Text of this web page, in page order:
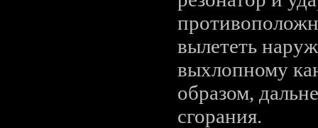
вылететь
выхлопному
образом,
сгорания.